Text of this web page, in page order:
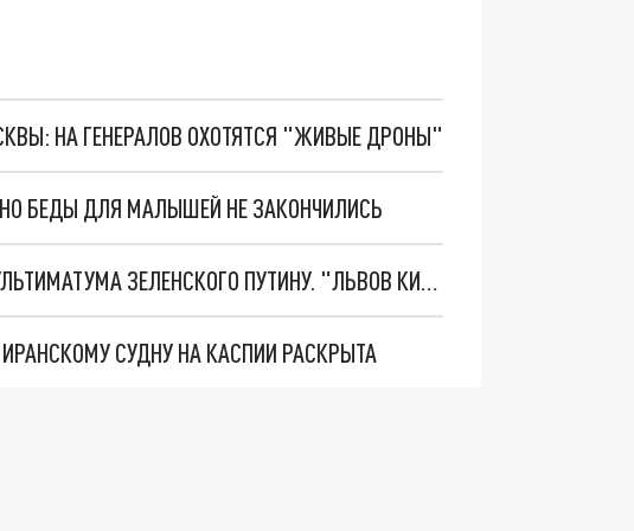
НА ГЕНЕРАЛОВ ОХОТЯТСЯ "ЖИВЫЕ ДРОНЫ"
БЕДЫ ДЛЯ МАЛЫШЕЙ НЕ ЗАКОНЧИЛИСЬ
НОВОЕ МАСШТАБНЕЙШЕЕ НАСТУПЛЕНИЕ. ТРИ УЛЬТИМАТУМА ЗЕЛЕНСКОГО ПУТИНУ. "ЛЬВОВ КИМА" ПОСТАВЯТ НА ПВО? ГЛОБАЛЬНЫЙ ПРОРЫВ ПОД ЗАПОРОЖЬЕМ
СУДНУ НА КАСПИИ РАСКРЫТА